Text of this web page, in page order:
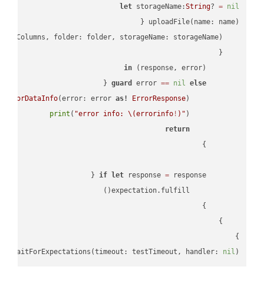
let storageName:String? = nil
        (response, error)
in
guard
error == nil else
(error: error as!
ErrorResponse
print ( "error info: \(errorinfo! ) "
return
if let response =
}
.waitForExpectations(timeout: testTimeout, handler: nil )